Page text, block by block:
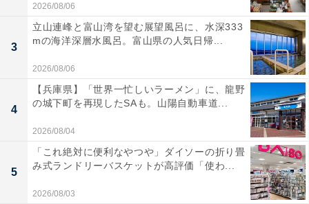
※料金は公式Webサイト参考価格
※プラン・部屋により価格は変動します
チェックイン・チェックアウト
チェックイン：公式Webサイトをご確認ください
チェックアウト：公式Webサイトをご確認ください
※プランにより時間が異なる可能性があります
あわせて読みたい
【宮城県の人気ホテル】「鳴子温泉 源蔵の湯
鳴子観光ホテル」は四百年の歴史ある美肌の
2026/08/06
3
立山連峰と富山湾を望む展望風呂に、水深333
mの海洋深層水風呂。富山県の人気日帰...
2026/08/06
4
【兵庫県】「世界一忙しいラーメン」に、龍野
の城下町を再現したSAも。山陽自動車道...
2026/08/04
5
「これ絶対に便利なやつや」ダイソーの折り畳
み式ランドリーバスケットが高評価「使わ...
2026/08/03